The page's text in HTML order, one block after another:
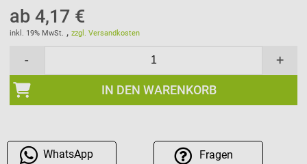
ab 4,17 €
inkl. 19% MwSt. ,zzgl. Versandkosten
- +
IN DEN WARENKORB
WhatsApp Fragen